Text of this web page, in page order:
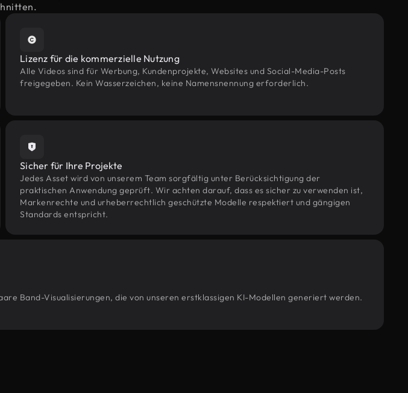
Lizenz für die kommerzielle Nutzung
Alle Videos sind für Werbung, Kundenprojekte, Websites und Social-Media-Posts
freigegeben. Kein Wasserzeichen, keine Namensnennung erforderlich.
Sicher für Ihre Projekte
Jedes Asset wird von unserem Team sorgfältig unter Berücksichtigung der
praktischen Anwendung geprüft. Wir achten darauf, dass es sicher zu verwenden ist,
Markenrechte und urheberrechtlich geschützte Modelle respektiert und gängigen
Standards entspricht.
Band-Visualisierungen, die von unseren erstklassigen KI-Modellen generiert werden.